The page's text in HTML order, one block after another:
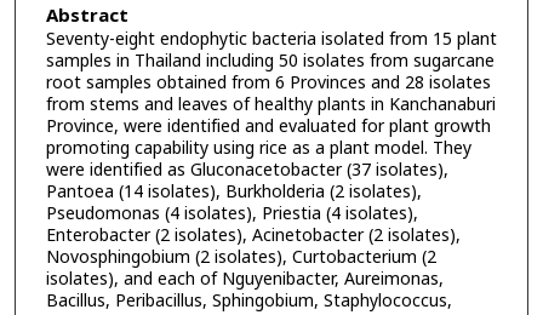
Abstract
Seventy-eight endophytic bacteria isolated from 15 plant
samples in Thailand including 50 isolates from sugarcane
root samples obtained from 6 Provinces and 28 isolates
from stems and leaves of healthy plants in Kanchanaburi
Province, were identified and evaluated for plant growth
promoting capability using rice as a plant model. They
were identified as Gluconacetobacter (37 isolates),
Pantoea (14 isolates), Burkholderia (2 isolates),
Pseudomonas (4 isolates), Priestia (4 isolates),
Enterobacter (2 isolates), Acinetobacter (2 isolates),
Novosphingobium (2 isolates), Curtobacterium (2
isolates), and each of Nguyenibacter, Aureimonas,
Bacillus, Peribacillus, Sphingobium, Staphylococcus,